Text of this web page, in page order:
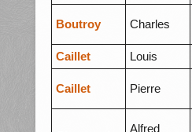
Boutroy Charles
Caillet
Louis
Caillet Pierre
Alfred